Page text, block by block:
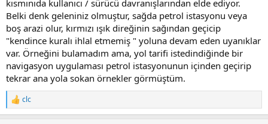
kısmınıda kullanıcı / sürücü davranışlarından elde ediyor.
Belki denk geleniniz olmuştur, sağda petrol istasyonu veya
boş arazi olur, kırmızı ışık direğinin sağından geçicip
"kendince kuralı ihlal etmemiş " yoluna devam eden uyanıklar
var. Örneğini bulamadım ama, yol tarifi istedindiğinde bir
navigasyon uygulaması petrol istasyonunun içinden geçirip
tekrar ana yola sokan örnekler görmüştüm.
R
e
clc